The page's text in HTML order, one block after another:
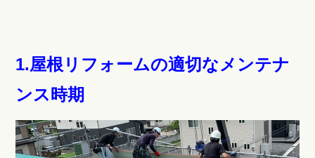
1.屋根リフォームの適切なメンテナ
ンス時期